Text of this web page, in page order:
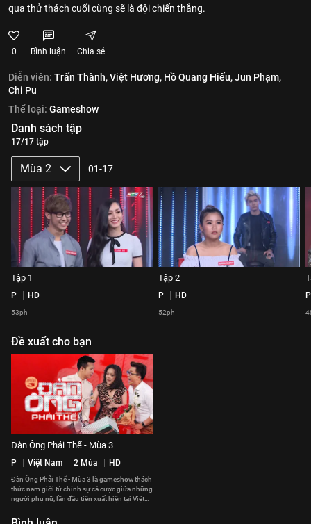
qua thử thách cuối cùng sẽ là đội chiến thắng.
0 Bình luận Chia sẻ
Diễn viên: Trấn Thành,Việt Hương, Hồ Quang Hiếu,Jun Phạm,
Chi Pu
Thể loại: Gameshow
Danh sách tập
17/17 tập
Mùa 2 01-17
Tập 1
P HD
53ph
Tập 2
P HD
52ph
P
Đề xuất cho bạn
Đàn Ông Phải Thế - Mùa 3
P Việt Nam 2 Mùa HD
Đàn Ông Phải Thế - Mùa 3 là gameshow thách
thức nam giới từ chính sự cá cược giữa những
người phụ nữ, lần đầu tiên xuất hiện tại Việt